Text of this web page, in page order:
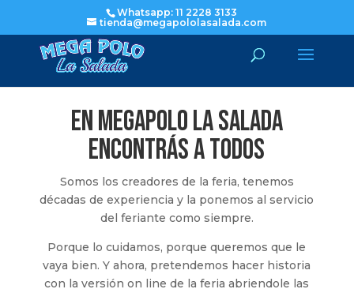
Whatsapp: 11 2228 3133
tienda@megapololasalada.com
En MEGAPOLO La Salada
encontrás A TODOS
Somos los creadores de la feria, tenemos
décadas de experiencia y la ponemos al servicio
del feriante como siempre.
Porque lo cuidamos, porque queremos que le
vaya bien. Y ahora, pretendemos hacer historia
con la versión on line de la feria abriendole las